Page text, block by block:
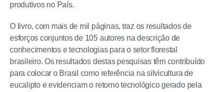
produtivos no País.
O livro, com mais de mil páginas, traz os resultados de
esforços conjuntos de 105 autores na descrição de
conhecimentos e tecnologias para o setor florestal
brasileiro. Os resultados destas pesquisas têm contribuído
para colocar o Brasil como referência na silvicultura de
eucalipto e evidenciam o retorno tecnológico gerado pela